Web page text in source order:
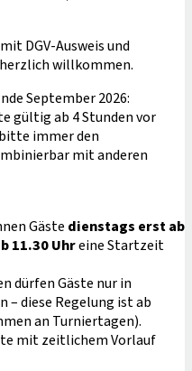
DGV-Ausweis und
willkommen.
September 2026:
gültig ab 4 Stunden vor
immer den
mit anderen
Gäste dienstags erst ab
11.30 Uhreine Startzeit
dürfen Gäste nur in
– diese Regelung ist ab
an Turniertagen).
mit zeitlichem Vorlauf